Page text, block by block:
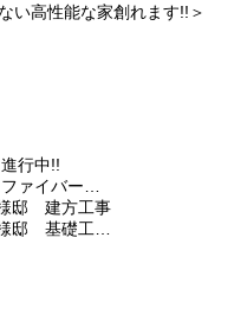
い高性能な家創れます!!＞
行中!!
現場見学できます！
邸 建方工事
工事が終わりました